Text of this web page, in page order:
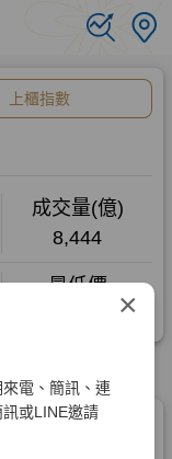
×
電、簡訊、連
或LINE邀請